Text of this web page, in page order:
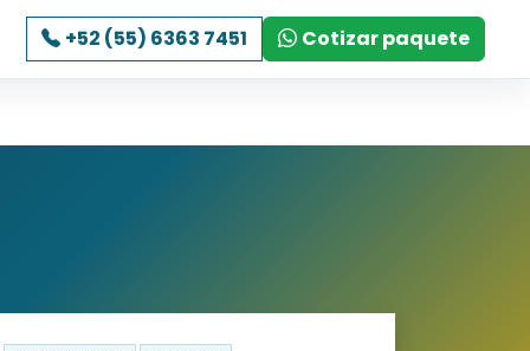
+52 (55) 6363 7451 Cotizar paquete